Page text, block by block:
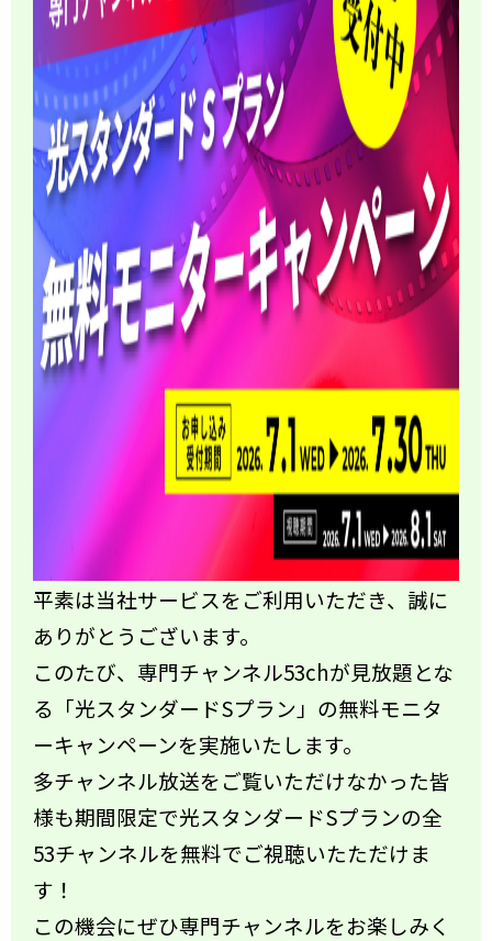
平素は当社サービスをご利用いただき、誠に
ありがとうございます。
このたび、専門チャンネル53chが見放題とな
る「光スタンダードSプラン」の無料モニタ
ーキャンペーンを実施いたします。
多チャンネル放送をご覧いただけなかった皆
様も期間限定で光スタンダードSプランの全
53チャンネルを無料でご視聴いたただけま
す！
この機会にぜひ専門チャンネルをお楽しみく